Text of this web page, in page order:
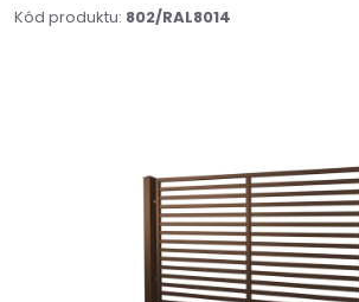
Kód produktu: 802/RAL8014